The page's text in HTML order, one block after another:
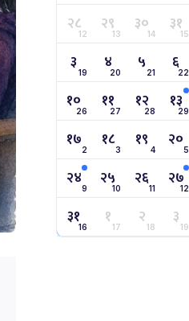
२८12 २९13 ३०14 ३१15
३ 19 ४20 ५ 21 ६22
१०26 ११27 १२28 १३29
१७2 १८3 १९ 4 २०5
२४9 २५10 २६11 २७12
३१16 १17 २18 ३19